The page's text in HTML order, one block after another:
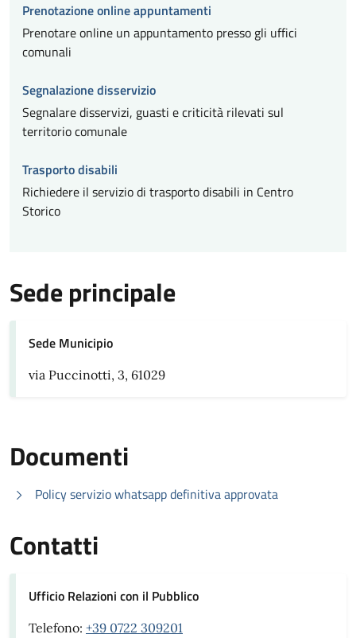
Prenotazione online appuntamenti
Prenotare online un appuntamento presso gli uffici
comunali
Segnalazione disservizio
Segnalare disservizi, guasti e criticità rilevati sul
territorio comunale
Trasporto disabili
Richiedere il servizio di trasporto disabili in Centro
Storico
Sede principale
Sede Municipio
via Puccinotti, 3, 61029
Documenti
Policy servizio whatsapp definitiva approvata
Contatti
Ufficio Relazioni con il Pubblico
Telefono: +39 0722 309201